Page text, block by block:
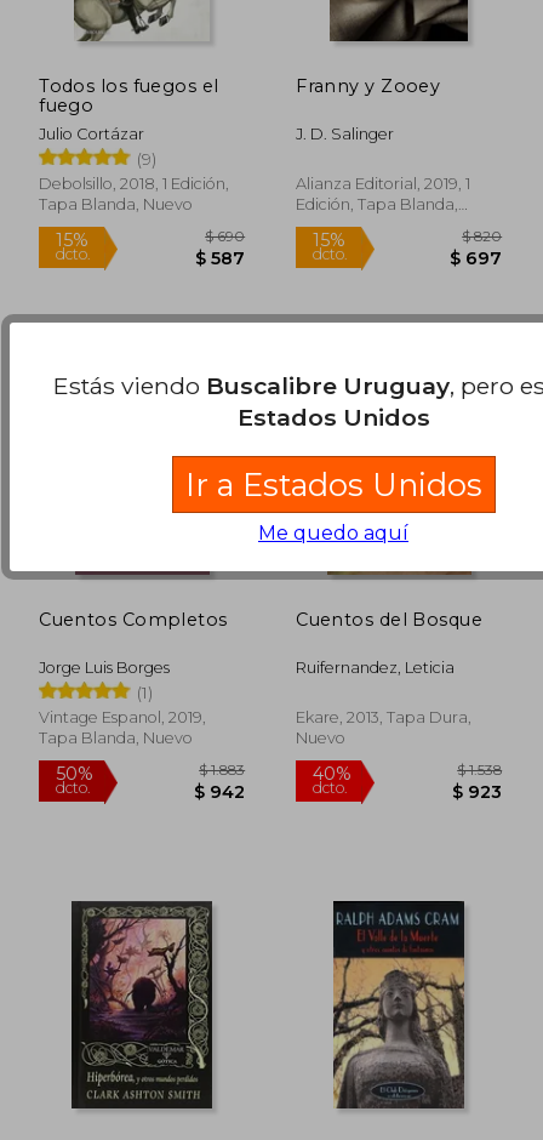
15%
dcto. $ 136 dcto.
40%
dcto. $ 642
45%
dcto.
Todos los fuegos el
fuego
Julio Cortázar
(9)
Debolsillo, 2018, 1 Edición,
Tapa Blanda, Nuevo
Franny y Zooey
J. D. Salinger
Alianza Editorial, 2019, 1
Edición, Tapa Blanda,
Nuevo
Cuentos Completos
Jorge Luis Borges
(1)
Vintage Espanol, 2019,
Tapa Blanda, Nuevo
Cuentos del Bosque
Ruifernandez, Leticia
Ekare, 2013, Tapa Dura,
Nuevo
Estás viendo Buscalibre Uruguay, pero
Estados Unidos
Ir a Estados Unidos
Me quedo aquí